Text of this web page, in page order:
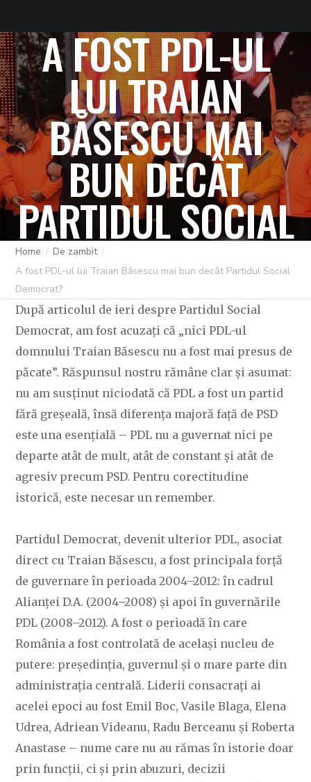
A FOST PDL-UL
LUI TRAIAN
BĂSESCU MAI
BUN DECÂT
PARTIDUL SOCIAL
DEMOCRAT?
C OVIDIU 30 IANUARIE 2026 5 LIKES
Home
De zambit
A fost PDL-ul lui Traian Băsescu mai bun decât Partidul Social
Democrat?
După articolul de ieri despre Partidul Social
Democrat, am fost acuzați că „nici PDL-ul
domnului Traian Băsescu nu a fost mai presus de
păcate”. Răspunsul nostru rămâne clar și asumat:
nu am susținut niciodată că PDL a fost un partid
fără greșeală, însă diferența majoră față de PSD
este una esențială – PDL nu a guvernat nici pe
departe atât de mult, atât de constant și atât de
agresiv precum PSD. Pentru corectitudine
istorică, este necesar un remember.
Partidul Democrat, devenit ulterior PDL, asociat
direct cu Traian Băsescu, a fost principala forță
de guvernare în perioada 2004–2012: în cadrul
Alianței D.A. (2004–2008) și apoi în guvernările
PDL (2008–2012). A fost o perioadă în care
România a fost controlată de același nucleu de
putere: președinția, guvernul și o mare parte din
administrația centrală. Liderii consacrați ai
acelei epoci au fost Emil Boc, Vasile Blaga, Elena
Udrea, Adriean Videanu, Radu Berceanu și Roberta
Anastase – nume care nu au rămas în istorie doar
prin funcții, ci și prin abuzuri, decizii